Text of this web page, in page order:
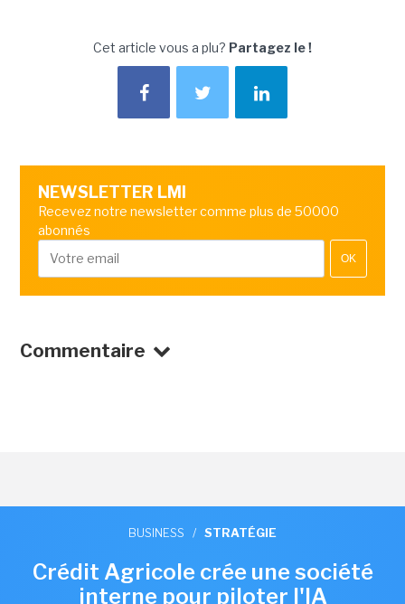
Cet article vous a plu? Partagez le !
NEWSLETTER LMI
Recevez notre newsletter comme plus de 50000
abonnés
OK
Commentaire
BUSINESS / STRATÉGIE
Crédit Agricole crée une société
interne pour piloter l'IA